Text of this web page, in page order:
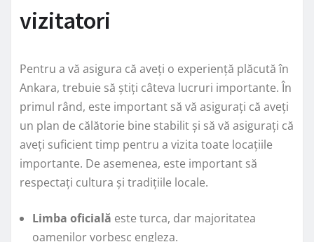
vizitatori
Pentru a vă asigura că aveți o experiență plăcută în
Ankara, trebuie să știți câteva lucruri importante. În
primul rând, este important să vă asigurați că aveți
un plan de călătorie bine stabilit și să vă asigurați că
aveți suficient timp pentru a vizita toate locațiile
importante. De asemenea, este important să
respectați cultura și tradițiile locale.
Limba oficială este turca, dar majoritatea
oamenilor vorbesc engleza.